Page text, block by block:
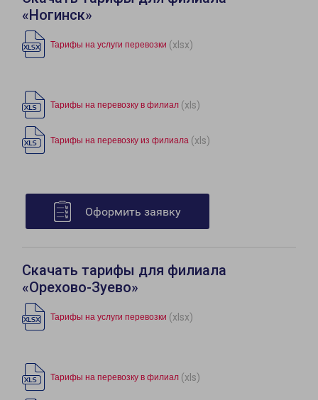
«Ногинск»
Тарифы на услуги перевозки (xlsx)
Тарифы на перевозку в филиал (xls)
Тарифы на перевозку из филиала (xls)
Оформить заявку
Скачать тарифы для филиала
«Орехово-Зуево»
Тарифы на услуги перевозки (xlsx)
Тарифы на перевозку в филиал (xls)